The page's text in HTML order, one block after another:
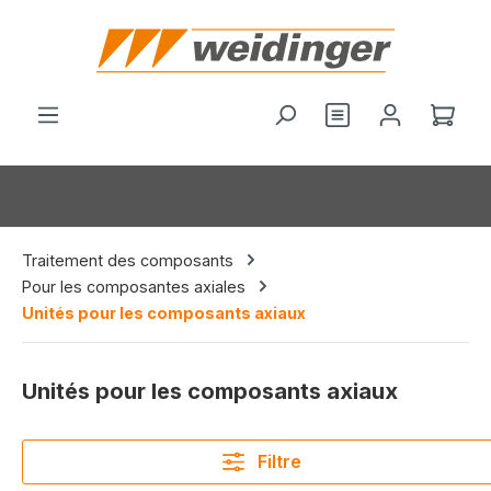
principal
Vous avez 0Le
Traitement des composants
Pour les composantes axiales
Unités pour les composants axiaux
Unités pour les composants axiaux
Filtre